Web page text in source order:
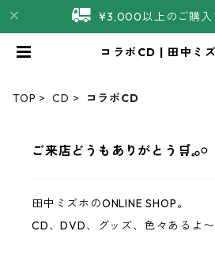
¥3,000以上のご購入
コラボCD | 田中ミ
TOP CD コラボCD
ご来店どうもありがとう‪‪🛒𓈒𓂂𓏸
田中ミズホのONLINE SHOP。
CD、DVD、グッズ、色々あるよ〜